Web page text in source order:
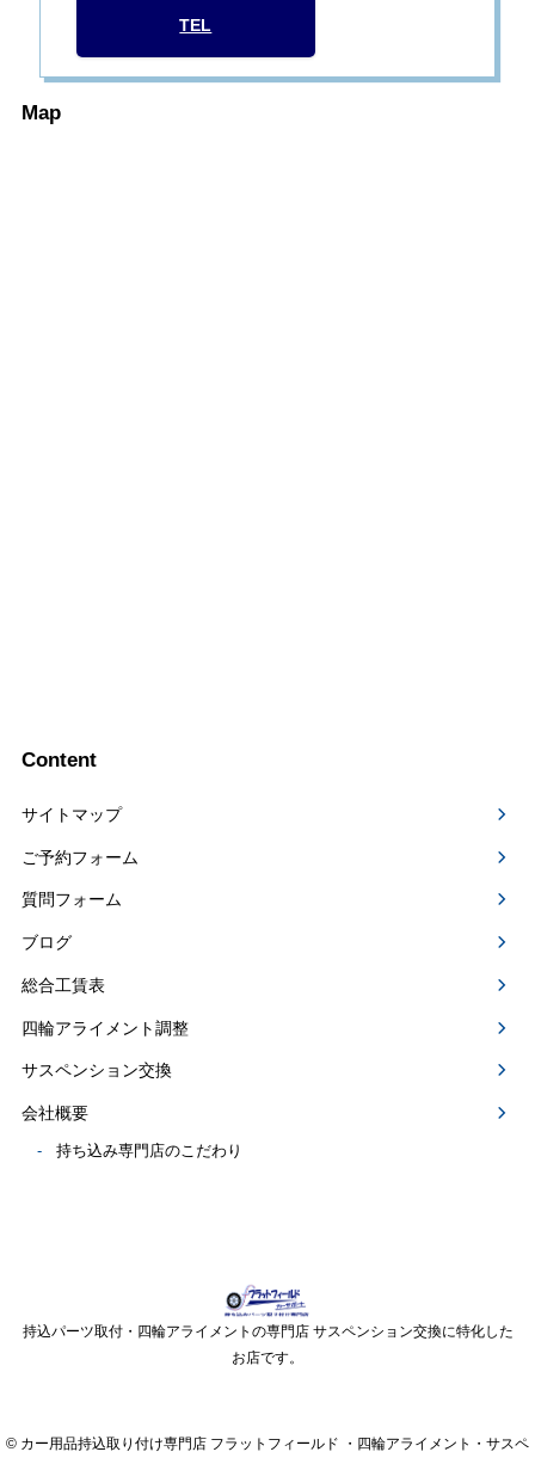
TEL
Map
Content
サイトマップ
ご予約フォーム
質問フォーム
ブログ
総合工賃表
四輪アライメント調整
サスペンション交換
会社概要
持ち込み専門店のこだわり
持込パーツ取付・四輪アライメントの専門店 サスペンション交換に特化した
お店です。
© カー用品持込取り付け専門店 フラットフィールド ・四輪アライメント・サスペ